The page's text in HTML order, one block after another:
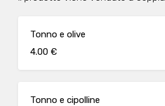
Tonno e olive
4.00 €
Tonno e cipolline